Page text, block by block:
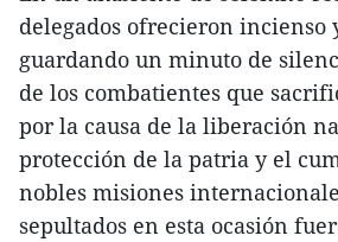
delegados ofrecieron incienso
guardando un minuto de
de los combatientes que
por la causa de la liberación
protección de la patria y el
nobles misiones
sepultados en esta ocasión